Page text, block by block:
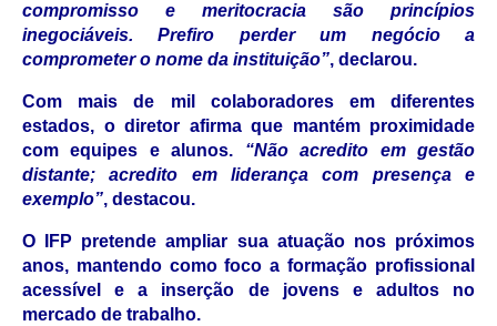
compromisso e meritocracia são princípios
inegociáveis. Prefiro perder um negócio a
comprometer o nome da instituição”, declarou.
Com mais de mil colaboradores em diferentes
estados, o diretor afirma que mantém proximidade
com equipes e alunos. “Não acredito em gestão
distante; acredito em liderança com presença e
exemplo”, destacou.
O IFP pretende ampliar sua atuação nos próximos
anos, mantendo como foco a formação profissional
acessível e a inserção de jovens e adultos no
mercado de trabalho.